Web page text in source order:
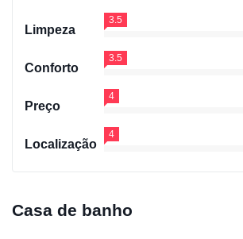
Limpeza
3.5
Conforto
3.5
Preço
4
Localização
4
Casa de banho